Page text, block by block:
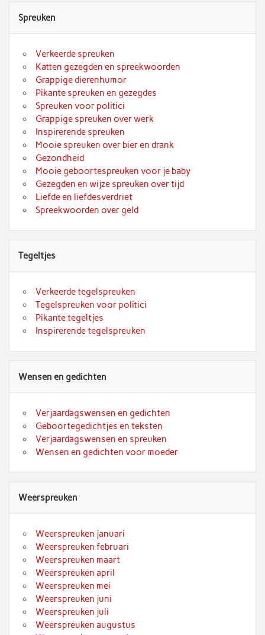
Spreuken
Verkeerde spreuken
Katten gezegden en spreekwoorden
Grappige dierenhumor
Pikante spreuken en gezegdes
Spreuken voor politici
Grappige spreuken over werk
Inspirerende spreuken
Mooie spreuken over bier en drank
Gezondheid
Mooie geboortespreuken voor je baby
Gezegden en wijze spreuken over tijd
Liefde en liefdesverdriet
Spreekwoorden over geld
Tegeltjes
Verkeerde tegelspreuken
Tegelspreuken voor politici
Pikante tegeltjes
Inspirerende tegelspreuken
Wensen en gedichten
Verjaardagswensen en gedichten
Geboortegedichtjes en teksten
Verjaardagswensen en spreuken
Wensen en gedichten voor moeder
Weerspreuken
Weerspreuken januari
Weerspreuken februari
Weerspreuken maart
Weerspreuken april
Weerspreuken mei
Weerspreuken juni
Weerspreuken juli
Weerspreuken augustus